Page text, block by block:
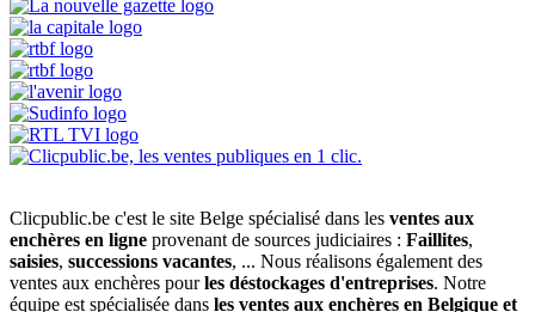
Clicpublic.be c'est le site Belge spécialisé dans les ventes aux
enchères en ligne provenant de sources judiciaires : Faillites,
saisies, successions vacantes, ... Nous réalisons également des
ventes aux enchères pourles déstockages d'entreprises. Notre
équipe est spécialisée dans les ventes aux enchères en Belgique et